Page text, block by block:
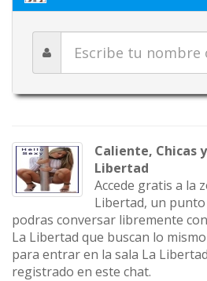
Caliente, Chicas
Libertad
Accede gratis a la
Libertad, un
podras conversar libremente
La Libertad que buscan lo
para entrar en la sala La
registrado en este chat.